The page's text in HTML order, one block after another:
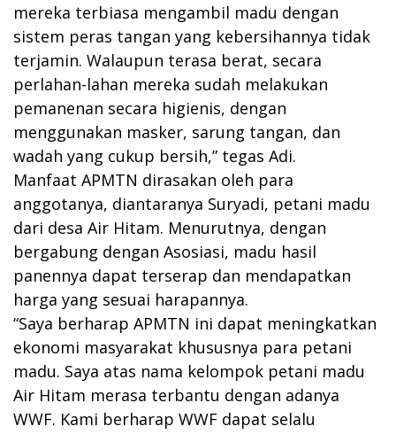
mereka terbiasa mengambil madu dengan
sistem peras tangan yang kebersihannya tidak
terjamin. Walaupun terasa berat, secara
perlahan-lahan mereka sudah melakukan
pemanenan secara higienis, dengan
menggunakan masker, sarung tangan, dan
wadah yang cukup bersih,” tegas Adi.
Manfaat APMTN dirasakan oleh para
anggotanya, diantaranya Suryadi, petani madu
dari desa Air Hitam. Menurutnya, dengan
bergabung dengan Asosiasi, madu hasil
panennya dapat terserap dan mendapatkan
harga yang sesuai harapannya.
“Saya berharap APMTN ini dapat meningkatkan
ekonomi masyarakat khususnya para petani
madu. Saya atas nama kelompok petani madu
Air Hitam merasa terbantu dengan adanya
WWF. Kami berharap WWF dapat selalu